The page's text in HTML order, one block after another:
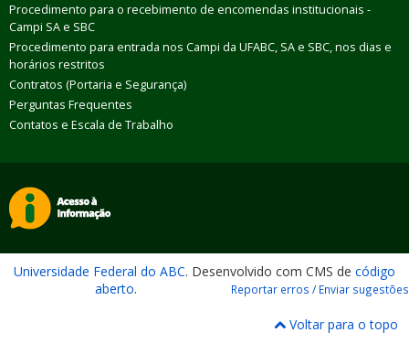
Procedimento para o recebimento de encomendas institucionais -
Campi SA e SBC
Procedimento para entrada nos Campi da UFABC, SA e SBC, nos dias e
horários restritos
Contratos (Portaria e Segurança)
Perguntas Frequentes
Contatos e Escala de Trabalho
Universidade Federal do ABC. Desenvolvido com CMS de código
aberto. Reportar erros / Enviar sugestões
Voltar para o topo